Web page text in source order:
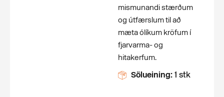
mismunandi stærðum
og útfærslum til að
mæta ólíkum kröfum í
fjarvarma- og
hitakerfum.
Sölueining:1 stk